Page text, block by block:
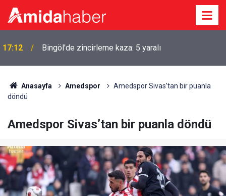
17:12 Bingöl'de zincirleme kaza: 5 yaralı
Anasayfa Amedspor
Amedspor Sivas’tan bir puanla
döndü
Amedspor Sivas’tan bir puanla döndü